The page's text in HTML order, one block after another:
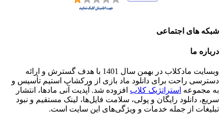
شبکه های اجتماعی
درباره ما
وبسایت مادکلاب در بهمن سال 1401 با هدف گسترش و ارائه
دسترسی راحت برای دانلود ماد بازی از ورکشاپ استیم تأسیس و
به مجموعه استراتژیک کلاب افزوده شد. آپدیت آنی مادها، انتشار
سریع، دانلود رایگان و پولی، سلامت فایل‌ها، لینک مستقیم و نبود
تبلیغات از جمله خدمات و ویژگی‌های این سایت است.